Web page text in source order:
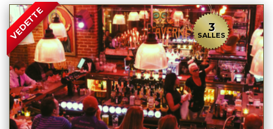
VEDETTE 3
SALLES